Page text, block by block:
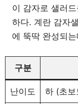
이 감자로 샐러
하다. 계란 감자
에 뚝딱 완성되
구분
난이도 하 (초